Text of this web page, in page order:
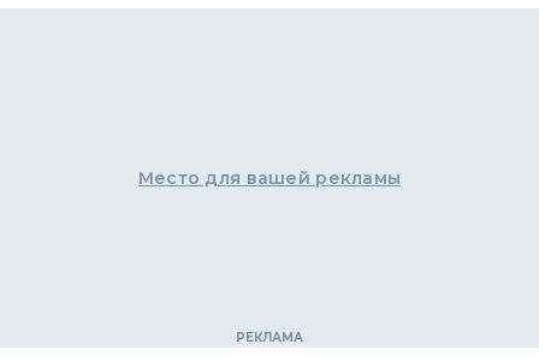
Место для вашей рекламы